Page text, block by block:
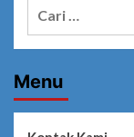
Menu